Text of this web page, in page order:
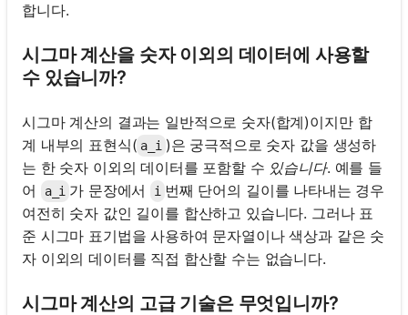
합니다.
시그마 계산을 숫자 이외의 데이터에 사용할
수 있습니까?
시그마 계산의 결과는 일반적으로 숫자(합계)이지만 합
계 내부의 표현식( a_i )은 궁극적으로 숫자 값을 생성하
는 한 숫자 이외의 데이터를 포함할 수 있습니다. 예를 들
어
a_i 가 문장에서 i 번째 단어의 길이를 나타내는 경우
여전히 숫자 값인 길이를 합산하고 있습니다. 그러나 표
준 시그마 표기법을 사용하여 문자열이나 색상과 같은 숫
자 이외의 데이터를 직접 합산할 수는 없습니다.
시그마 계산의 고급 기술은 무엇입니까?